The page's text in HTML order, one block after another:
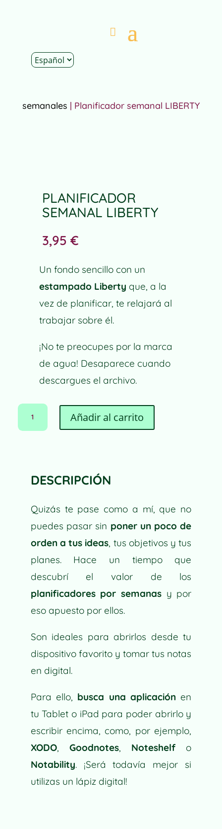
semanales | Planificador semanal LIBERTY
PLANIFICADOR
SEMANAL LIBERTY
3,95 €
Un fondo sencillo con un
estampado Liberty que, a la
vez de planificar, te relajará al
trabajar sobre él.
¡No te preocupes por la marca
de agua! Desaparece cuando
descargues el archivo.
PLANIFICADOR
SEMANAL
LIBERTY
Añadir al carrito
A
T
V
E
:
DESCRIPCIÓN
Quizás te pase como a mí, que no
puedes pasar sin poner un poco de
orden a tus ideas, tus objetivos y tus
planes. Hace un tiempo que
descubrí el valor de los
planificadores por semanas y por
eso apuesto por ellos.
Son ideales para abrirlos desde tu
dispositivo favorito y tomar tus notas
en digital.
Para ello, busca una aplicaciónen
tu Tablet o iPad para poder abrirlo y
escribir encima, como, por ejemplo,
XODO, Goodnotes, Noteshelfo
Notability. ¡Será todavía mejor si
utilizas un lápiz digital!